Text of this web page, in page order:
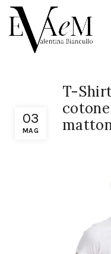
03
MAG
T-